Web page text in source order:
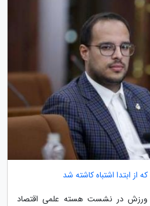
ابتدا اشتباه کاشته شد
ورزش در نشست هسته علمی اقتصاد